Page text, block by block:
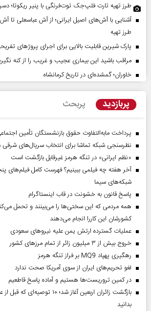
طرز تهیه تارت فلپ‌جک توت‌فرنگی با پنیر ریکوتا؛
آشنایی با آش‌های اصیل ایرانی؛ از آش عباسعلی تا
طرز تهیه
پارک شیرین قابلیت‌ بالایی برای اجرای پروژهای
مراقب باشید این بیماری عجیب و غریب را از کنه
خاوران؛ گمشده‌ای در تاریخ کرمانشاه
پربازدید پربحث
پرداخت مابه‌التفاوت حقوق بازنشستگان تأمین
نظرسنجی شبکه تماشا برای انتخاب سریال‌های
«نظم ایرانی» در تنگه هرمز غیرقابل بازگشت است
آخر هفته چه فیلمی ببینیم؟ فهرست کامل فیلم‌های
شبکه‌های سیما
پاسخ قانون به خشونت در قاب اینستاگرام
همه مردمی که این سختی‌ها را می‌بینند و تحمل
کشورشان این کاررا انجام می‌دهند
عملیات گسترده ارتش یمن علیه نیروهای سعودی
خروج بیش از ۳ میلیون زائر از تمام مرز‌های کشور
رهگیری پهپاد MQ9 بر فراز تنگه هرمز
لغو تحریم‌های ایران از سوی آمریکا صحت ندارد
در کمین تروریست‌ها هستیم و آماده پاسخ قاطعیم
بازگشت زائران اربعین آغاز شد؛ ۱۰
بدانید